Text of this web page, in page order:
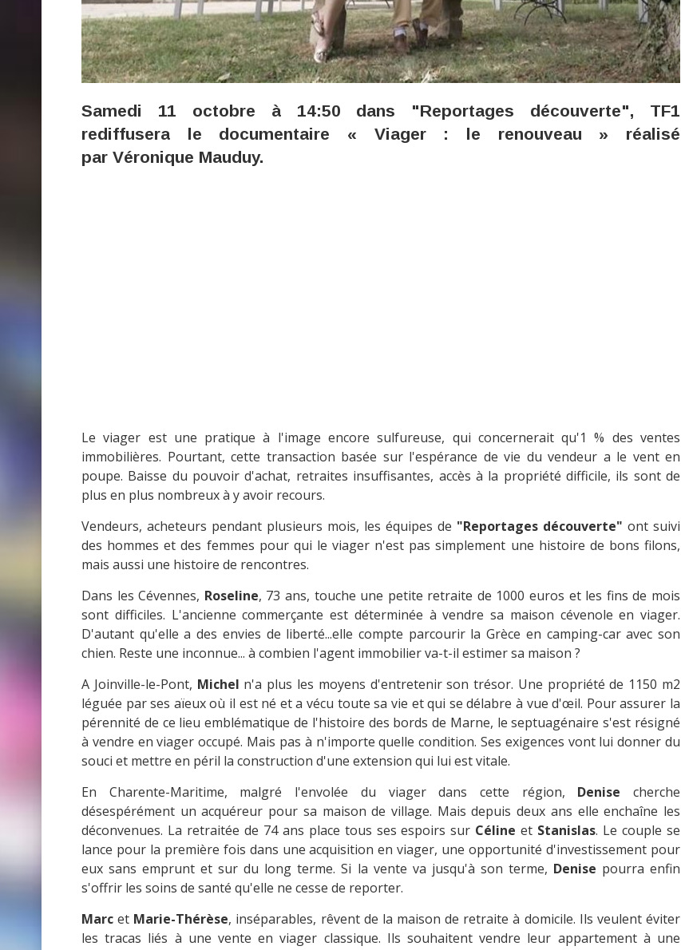
Samedi 11 octobre à 14:50 dans "Reportages découverte", TF1
rediffusera le documentaire « Viager : le renouveau » réalisé
par Véronique Mauduy.
Le viager est une pratique à l'image encore sulfureuse, qui concernerait qu'1 % des ventes
immobilières. Pourtant, cette transaction basée sur l'espérance de vie du vendeur a le vent en
poupe. Baisse du pouvoir d'achat, retraites insuffisantes, accès à la propriété difficile, ils sont de
plus en plus nombreux à y avoir recours.
Vendeurs, acheteurs pendant plusieurs mois, les équipes de "Reportages découverte" ont suivi
des hommes et des femmes pour qui le viager n'est pas simplement une histoire de bons filons,
mais aussi une histoire de rencontres.
Dans les Cévennes, Roseline, 73 ans, touche une petite retraite de 1000 euros et les fins de mois
sont difficiles. L'ancienne commerçante est déterminée à vendre sa maison cévenole en viager.
D'autant qu'elle a des envies de liberté...elle compte parcourir la Grèce en camping-car avec son
chien. Reste une inconnue... à combien l'agent immobilier va-t-il estimer sa maison ?
A Joinville-le-Pont, Michel n'a plus les moyens d'entretenir son trésor. Une propriété de 1150 m2
léguée par ses aïeux où il est né et a vécu toute sa vie et qui se délabre à vue d'œil. Pour assurer la
pérennité de ce lieu emblématique de l'histoire des bords de Marne, le septuagénaire s'est résigné
à vendre en viager occupé. Mais pas à n'importe quelle condition. Ses exigences vont lui donner du
souci et mettre en péril la construction d'une extension qui lui est vitale.
En Charente-Maritime, malgré l'envolée du viager dans cette région, Denise cherche
désespérément un acquéreur pour sa maison de village. Mais depuis deux ans elle enchaîne les
déconvenues. La retraitée de 74 ans place tous ses espoirs sur Céline et Stanislas. Le couple se
lance pour la première fois dans une acquisition en viager, une opportunité d'investissement pour
eux sans emprunt et sur du long terme. Si la vente va jusqu'à son terme, Denise pourra enfin
s'offrir les soins de santé qu'elle ne cesse de reporter.
Marc et Marie-Thérèse, inséparables, rêvent de la maison de retraite à domicile. Ils veulent éviter
les tracas liés à une vente en viager classique. Ils souhaitent vendre leur appartement à une